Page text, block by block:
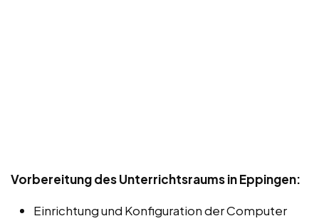
Vorbereitung des Unterrichtsraums in Eppingen:
Einrichtung und Konfiguration der Computer